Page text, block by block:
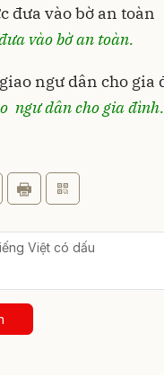
vào bờ an toàn.
ngư dân cho gia đình.